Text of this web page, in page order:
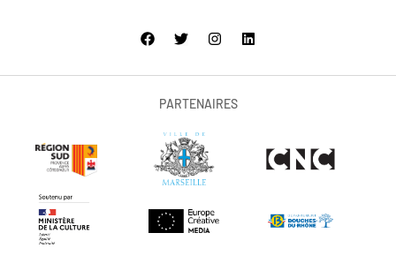
PARTENAIRES